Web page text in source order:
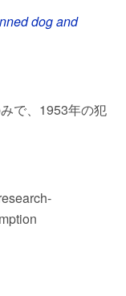
dog and
で、1953年の犯